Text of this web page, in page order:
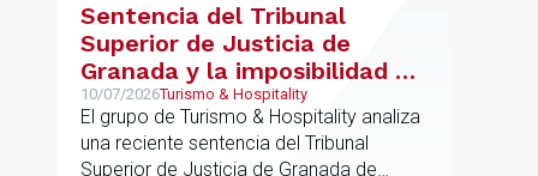
Sentencia del Tribunal
Superior de Justicia de
Granada y la imposibilidad de
Interpretar el Plan General
de Ordenación Urbana
(“PGOU”) para equiparar las
10/07/2026Turismo & Hospitality
El grupo de Turismo & Hospitality analiza
una reciente sentencia del Tribunal
Superior de Justicia de Granada de